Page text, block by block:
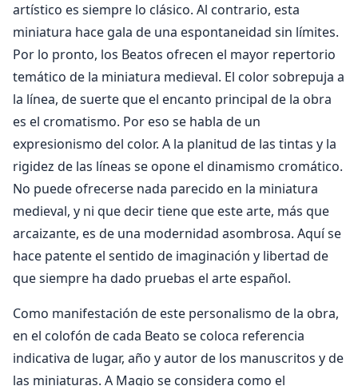
artístico es siempre lo clásico. Al contrario, esta
miniatura hace gala de una espontaneidad sin límites.
Por lo pronto, los Beatos ofrecen el mayor repertorio
temático de la miniatura medieval. El color sobrepuja a
la línea, de suerte que el encanto principal de la obra
es el cromatismo. Por eso se habla de un
expresionismo del color. A la planitud de las tintas y la
rigidez de las líneas se opone el dinamismo cromático.
No puede ofrecerse nada parecido en la miniatura
medieval, y ni que decir tiene que este arte, más que
arcaizante, es de una modernidad asombrosa. Aquí se
hace patente el sentido de imaginación y libertad de
que siempre ha dado pruebas el arte español.
Como manifestación de este personalismo de la obra,
en el colofón de cada Beato se coloca referencia
indicativa de lugar, año y autor de los manuscritos y de
las miniaturas. A Magio se considera como el